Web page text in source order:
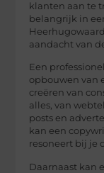
klanten aan te
belangrijk in
aandacht van
Een
opbouwen van
creëren van
alles, van
posts en
kan een
resoneert bij je
Daarnaast kan